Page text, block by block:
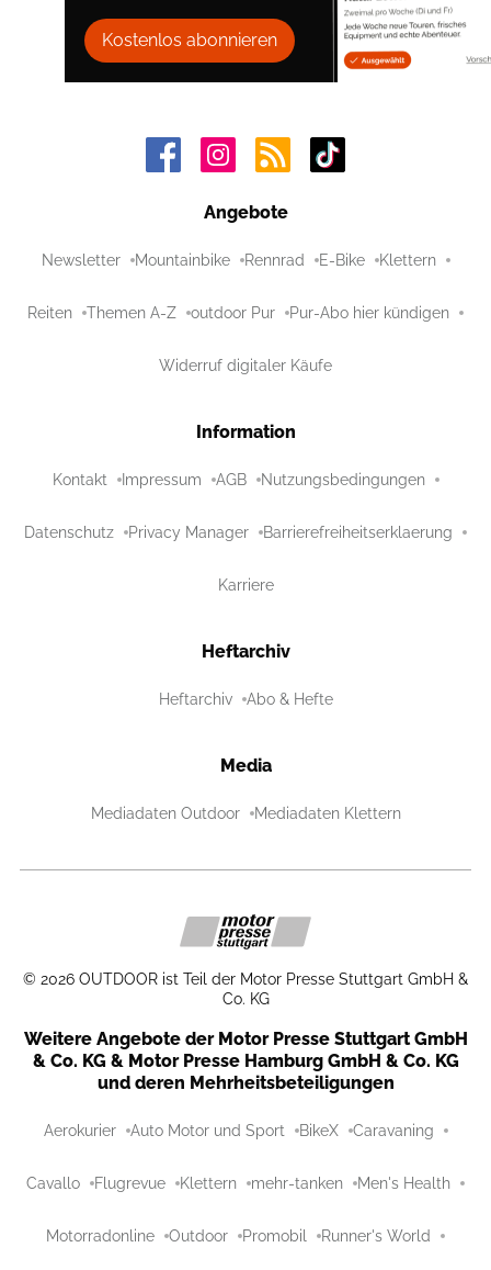
Kostenlos abonnieren
Angebote
Newsletter Mountainbike Rennrad E-Bike Klettern
Reiten Themen A-Z outdoor Pur Pur-Abo hier kündigen
Widerruf digitaler Käufe
Information
Kontakt Impressum AGB Nutzungsbedingungen
Datenschutz Privacy Manager Barrierefreiheitserklaerung
Karriere
Heftarchiv
Heftarchiv Abo & Hefte
Media
Mediadaten Outdoor Mediadaten Klettern
© 2026 OUTDOOR ist Teil der Motor Presse Stuttgart GmbH &
Co. KG
Weitere Angebote der Motor Presse Stuttgart GmbH
& Co. KG & Motor Presse Hamburg GmbH & Co. KG
und deren Mehrheitsbeteiligungen
Aerokurier Auto Motor und Sport BikeX Caravaning
Cavallo Flugrevue Klettern mehr-tanken Men's Health
Motorradonline Outdoor Promobil Runner's World